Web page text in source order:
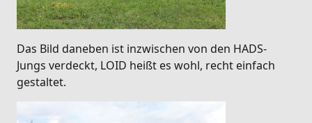
Das Bild daneben ist inzwischen von den HADS-
Jungs verdeckt, LOID heißt es wohl, recht einfach
gestaltet.